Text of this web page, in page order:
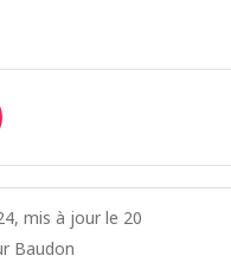
mis à jour le 20
Baudon